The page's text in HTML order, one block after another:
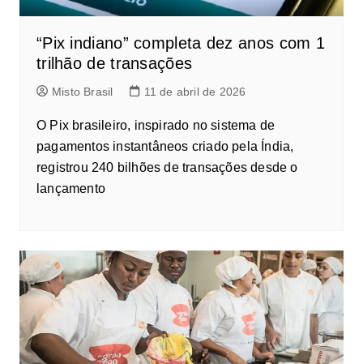
“Pix indiano” completa dez anos com 1
trilhão de transações
Misto Brasil 11 de abril de 2026
O Pix brasileiro, inspirado no sistema de
pagamentos instantâneos criado pela Índia,
registrou 240 bilhões de transações desde o
lançamento